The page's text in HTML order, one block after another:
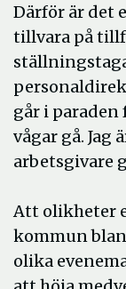
Därför är det
tillvara på
går i paraden
vågar gå. Jag
arbetsgivare
Att olikheter
kommun
olika